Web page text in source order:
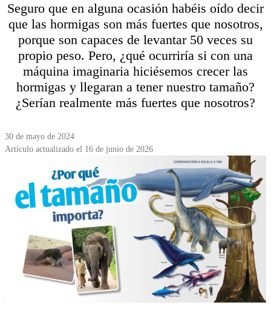
Seguro que en alguna ocasión habéis oído decir
que las hormigas son más fuertes que nosotros,
porque son capaces de levantar 50 veces su
propio peso. Pero, ¿qué ocurriría si con una
máquina imaginaria hiciésemos crecer las
hormigas y llegaran a tener nuestro tamaño?
¿Serían realmente más fuertes que nosotros?
30 de mayo de 2024
Artículo actualizado el 16 de junio de 2026